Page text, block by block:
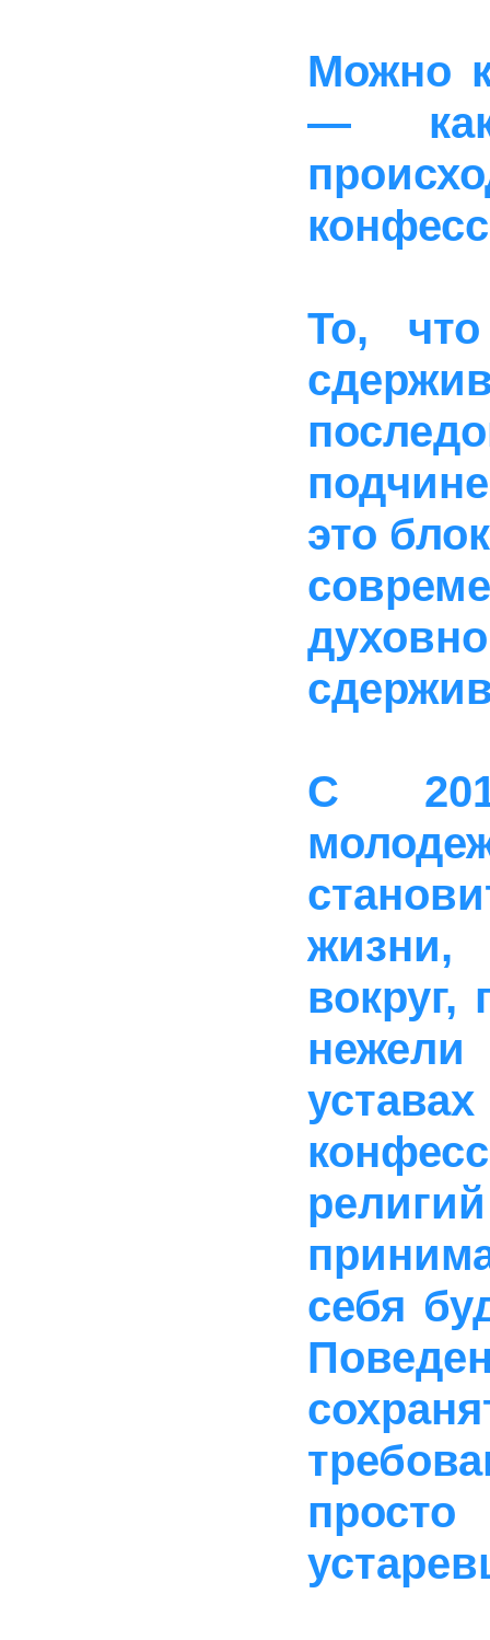
Можно
—
То, что
это
С
жизни,
себя